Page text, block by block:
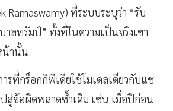
Ramaswamy) ที่ระบบระบุว่า “รับ
ลทรัมป์” ทั้งที่ในความเป็นจริงเขา
น้านั้น
รที่กร็อกกิพีเดียใช้โมเดลเดียวกับแช
สู่ข้อผิดพลาดซ้ำเดิม เช่น เมื่อปีก่อน